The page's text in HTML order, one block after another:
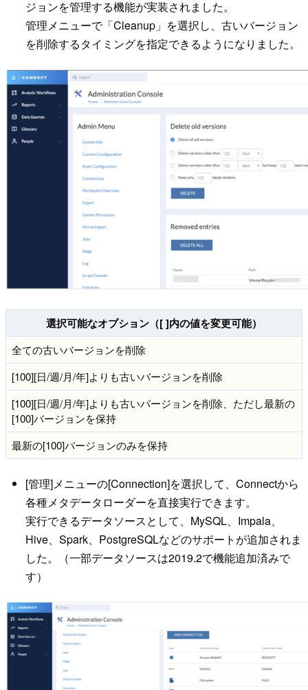
ジョンを管理する機能が実装されました。
管理メニューで「Cleanup」を選択し、古いバージョン
を削除するタイミングを指定できるようになりました。
選択可能なオプション（[ ]内の値を変更可能）
全ての古いバージョンを削除
[100][日/週/月/年]よりも古いバージョンを削除
[100][日/週/月/年]よりも古いバージョンを削除、ただし最新の
[100]バージョンを保持
最新の[100]バージョンのみを保持
[管理]メニューの[Connection]を選択して、Connectから
各種メタデータローダーを直接実行できます。
実行できるデータソースとして、MySQL、Impala、
Hive、Spark、PostgreSQLなどのサポートが追加されま
した。（一部データソースは2019.2で機能追加済みで
す）